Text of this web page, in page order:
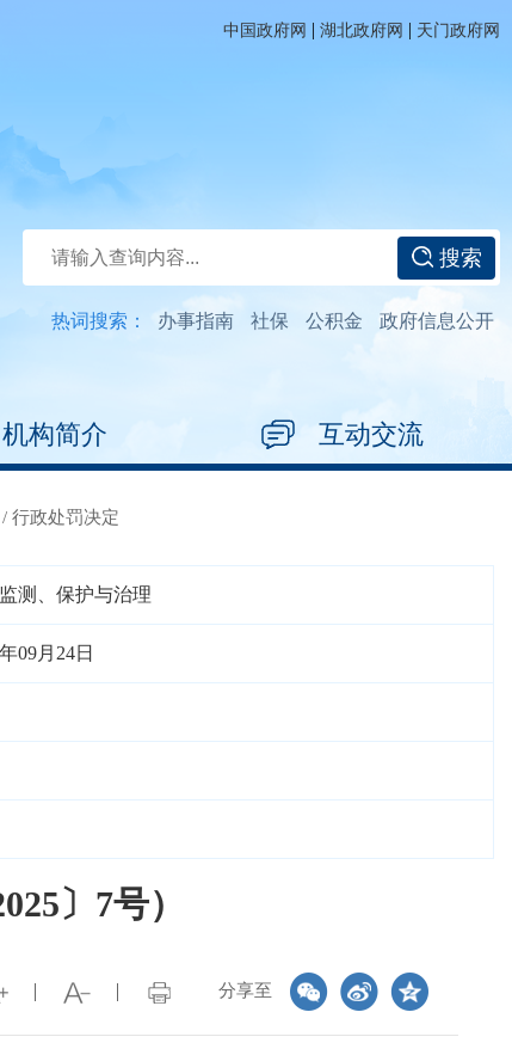
中国政府网 | 湖北政府网 | 天门政府网
搜索
热词搜索： 办事指南 社保 公积金 政府信息公开
机构简介 互动交流
/ 行政处罚决定
测、保护与治理
09月24日
〕7号）
分享至